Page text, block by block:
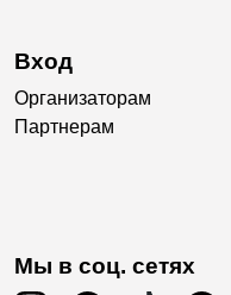
Вход
Организаторам
Партнерам
Мы в соц. сетях